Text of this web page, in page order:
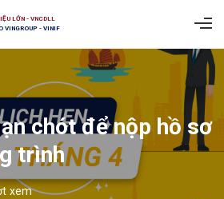
LỚN - VNCDLL
VINGROUP - VINIF
chót để nộp hồ sơ
trình
xem